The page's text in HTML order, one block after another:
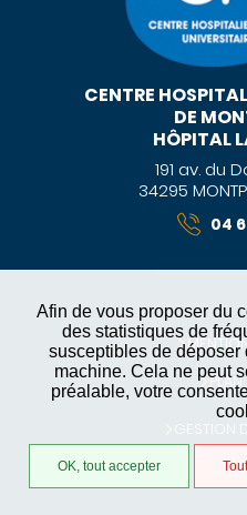
Afin de vous proposer du
des statistiques de
susceptibles de déposer
machine. Cela ne peut
préalable, votre
OK, tout accepter
CENTRE
DE
HÔPITAL
191 av. du
34295
04
PLAN
GESTION